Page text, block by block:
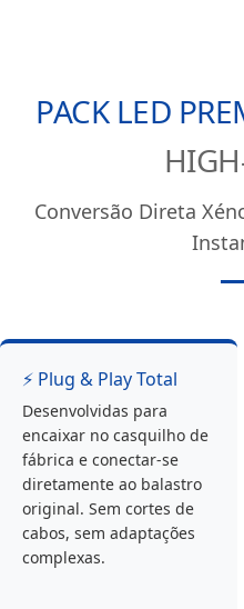
PACK LED
Conversão Direta
⚡ Plug & Play Total
Desenvolvidas para
encaixar no casquilho de
fábrica e conectar-se
diretamente ao balastro
original. Sem cortes de
cabos, sem adaptações
complexas.